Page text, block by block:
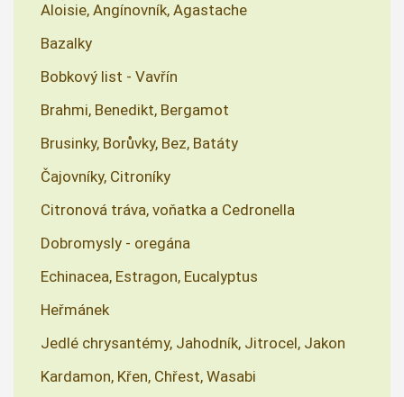
Aloisie, Angínovník, Agastache
Bazalky
Bobkový list - Vavřín
Brahmi, Benedikt, Bergamot
Brusinky, Borůvky, Bez, Batáty
Čajovníky, Citroníky
Citronová tráva, voňatka a Cedronella
Dobromysly - oregána
Echinacea, Estragon, Eucalyptus
Heřmánek
Jedlé chrysantémy, Jahodník, Jitrocel, Jakon
Kardamon, Křen, Chřest, Wasabi